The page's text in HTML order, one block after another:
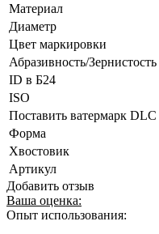
Материал
Диаметр
Цвет маркировки
Абразивность/Зернистость
ID в Б24
ISO
Поставить ватермарк DLC
Форма
Хвостовик
Артикул
Добавить отзыв
Ваша оценка:
Опыт использования: